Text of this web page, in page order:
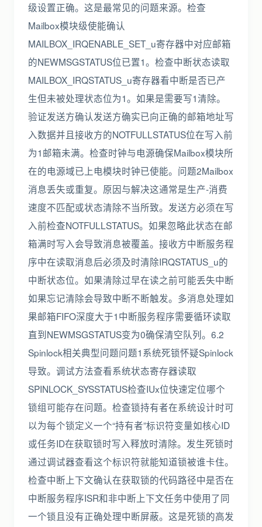
级设置正确。这是最常见的问题来源。检查
Mailbox模块级使能确认
MAILBOX_IRQENABLE_SET_u寄存器中对应邮箱
的NEWMSGSTATUS位已置1。检查中断状态读取
MAILBOX_IRQSTATUS_u寄存器看中断是否已产
生但未被处理状态位为1。如果是需要写1清除。
验证发送方确认发送方确实已向正确的邮箱地址写
入数据并且接收方的NOTFULLSTATUS位在写入前
为1邮箱未满。检查时钟与电源确保Mailbox模块所
在的电源域已上电模块时钟已使能。问题2Mailbox
消息丢失或重复。原因与解决这通常是生产-消费
速度不匹配或状态清除不当所致。发送方必须在写
入前检查NOTFULLSTATUS。如果忽略此状态在邮
箱满时写入会导致消息被覆盖。接收方中断服务程
序中在读取消息后必须及时清除IRQSTATUS_u的
中断状态位。如果清除过早在读之前可能丢失中断
如果忘记清除会导致中断不断触发。多消息处理如
果邮箱FIFO深度大于1中断服务程序需要循环读取
直到NEWMSGSTATUS变为0确保清空队列。6.2
Spinlock相关典型问题问题1系统死锁怀疑Spinlock
导致。调试方法查看系统状态寄存器读取
SPINLOCK_SYSSTATUS检查IUx位快速定位哪个
锁组可能存在问题。检查锁持有者在系统设计时可
以为每个锁定义一个“持有者”标识符变量如核心ID
或任务ID在获取锁时写入释放时清除。发生死锁时
通过调试器查看这个标识符就能知道锁被谁卡住。
检查中断上下文确认在获取锁的代码路径中是否在
中断服务程序ISR和非中断上下文任务中使用了同
一个锁且没有正确处理中断屏蔽。这是死锁的高发